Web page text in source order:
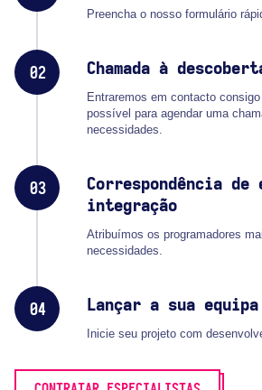
Preencha o nosso formulário
02 Chamada à
Entraremos em contacto
possível para agendar uma
necessidades.
03
Correspondência de
integração
Atribuímos os programadores
necessidades.
04 Lançar a sua equipa
Inicie seu projeto com